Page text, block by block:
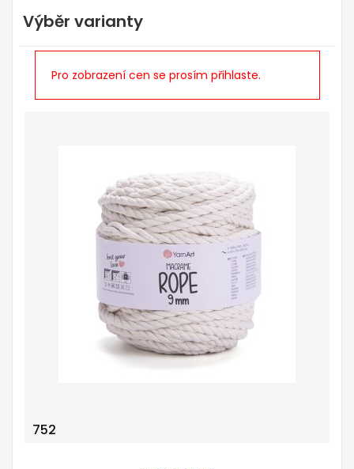
Výběr varianty
Pro zobrazení cen se prosím přihlaste.
752